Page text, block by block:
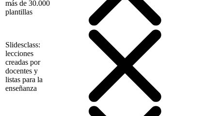
más de 30.000
plantillas
Slidesclass:
lecciones
creadas por
docentes y
listas para la
enseñanza